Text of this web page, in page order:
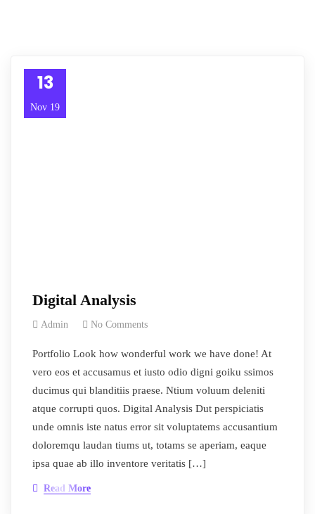
13
Nov 19
Digital Analysis
Admin No Comments
Portfolio Look how wonderful work we have done! At
vero eos et accusamus et iusto odio digni goiku ssimos
ducimus qui blanditiis praese. Ntium voluum deleniti
atque corrupti quos. Digital Analysis Dut perspiciatis
unde omnis iste natus error sit voluptatems accusantium
doloremqu laudan tiums ut, totams se aperiam, eaque
ipsa quae ab illo inventore veritatis […]
Read More